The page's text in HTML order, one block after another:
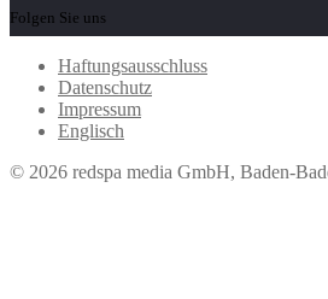
Folgen Sie uns
Haftungsausschluss
Datenschutz
Impressum
Englisch
© 2026 redspa media GmbH, Baden-